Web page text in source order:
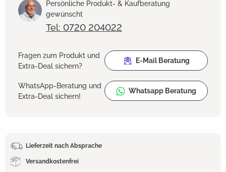
Persönliche Produkt- & Kaufberatung
gewünscht
Tel: 0720 204022
Fragen zum Produkt und
Extra-Deal sichern?
E-Mail Beratung
WhatsApp-Beratung und
Extra-Deal sichern!
Whatsapp Beratung
Lieferzeit nach Absprache
Versandkostenfrei